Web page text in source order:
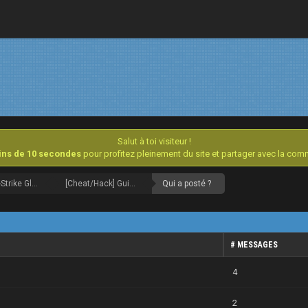
Salut à toi visiteur !
de 10 secondes pour profitez pleinement du site et partager avec la
Counter-Strike Global Offensive [Archives] [Cheat/Hack] Guide du cheater débutant | Eviter le ban VAC / Overwatch | F.A.Q Qui a posté ?
# MESSAGES
4
2